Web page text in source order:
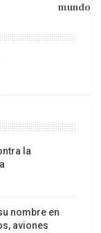
grutas
el ex
Jorge
Francisco
mundo
la
nombre en
aviones